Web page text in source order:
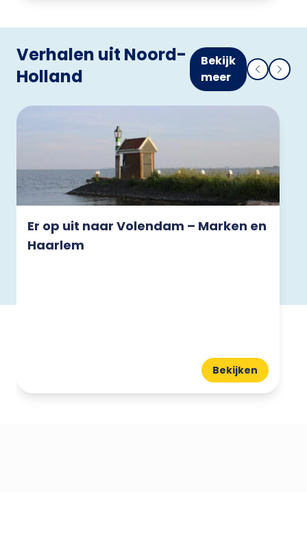
Verhalen uit Noord-
Holland
Bekijk
meer
Er op uit naar Volendam – Marken en
Haarlem
Bekijken